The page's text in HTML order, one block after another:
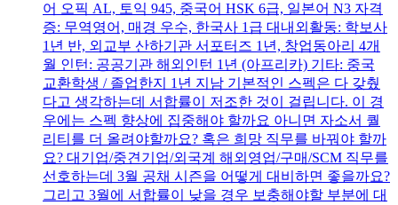
어 오픽 AL, 토익 945, 중국어 HSK 6급, 일본어 N3 자격
증: 무역영어, 매경 우수, 한국사 1급 대내외활동: 학보사
1년 반, 외교부 산하기관 서포터즈 1년, 창업동아리 4개
월 인턴: 공공기관 해외인턴 1년 (아프리카) 기타: 중국
교환학생 / 졸업한지 1년 지남 기본적인 스펙은 다 갖췄
다고 생각하는데 서합률이 저조한 것이 걸립니다. 이 경
우에는 스펙 향상에 집중해야 할까요 아니면 자소서 퀄
리티를 더 올려야할까요? 혹은 희망 직무를 바꿔야 할까
요? 대기업/중견기업/외국계 해외영업/구매/SCM 직무를
선호하는데 3월 공채 시즌을 어떻게 대비하면 좋을까요?
그리고 3월에 서합률이 낮을 경우 보충해야할 부분에 대